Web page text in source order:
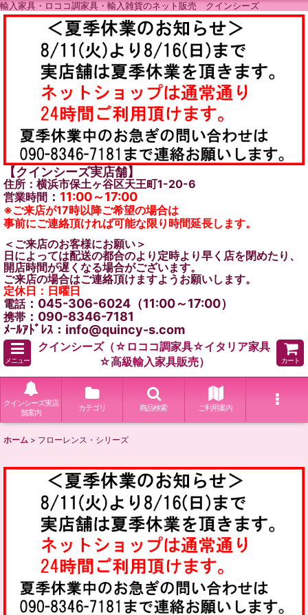
輸入家具・ロココ調家具・輸入雑貨のネット販売 クインシーズ
【クインシーズ実店舗】
住所：横浜市保土ヶ谷区天王町1-20-6
営業時間 ： 11:00～17:00
※ご来店が17時以降ご希望の場合は
事前にご連絡頂ければ可能な限り時間延長します。
＜ご来店のお客様にお願い＞
日によっては配送の都合のより定時より早く店を閉めたり、
開店時間が遅くなる場合がございます。
ご来店の場合はご連絡頂けますようお願いします。
定休日：日曜日
電話：045-306-6024（11:00～17:00）
携帯 ：090-8346-7181
ﾒｰﾙｱﾄﾞﾚｽ：info@quincy-s.com
メニュー
クインシーズ（☆ロココ調家具☆イタリア家具
☆高級輸入家具販売）
カート
クインシーズ実店
舗案内
カテゴリ 商品検索 ご利用案内
ホーム > フローレンス・シリーズ